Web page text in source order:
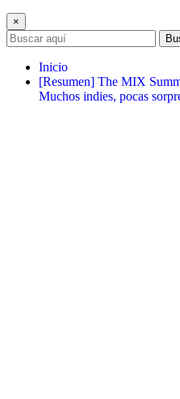
×
Inicio
[Resumen] The MIX
Muchos indies, pocas